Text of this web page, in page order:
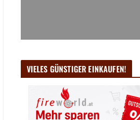
VIELES GÜNSTIGER EINKAUFEN!